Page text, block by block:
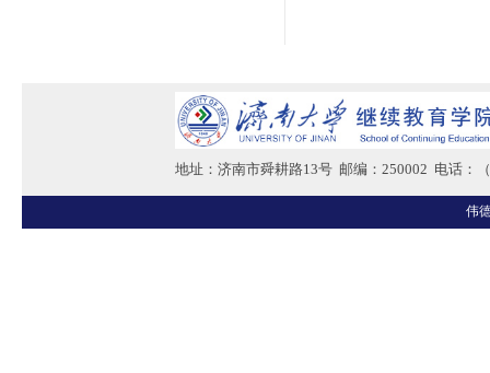
地址：济南市舜耕路13号 邮编：250002 电话：
伟